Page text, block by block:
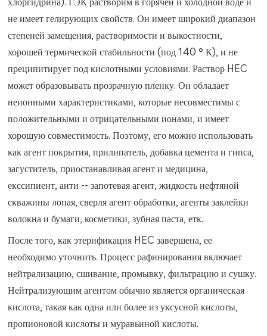
не имеет гелирующих свойств. Он имеет широкий диапазон
степеней замещения, растворимости и выкостности,
хорошей термической стабильности (под 140 ° К), и не
преципитирует под кислотными условиями. Раствор HEC
может образовывать прозрачную пленку. Он обладает
неионными характеристиками, которые несовместимы с
положительными и отрицательными ионами, и имеет
хорошую совместимость. Поэтому, его можно использовать
как агент покрытия, прилипатель, добавка цемента и гипса,
загуститель, приостанавливая агент и медицина,
екссипиент, анти -- запотевая агент, жидкость нефтяной
скважины лопая, сверля агент обработки, агенты заклейки
волокна и бумаги, косметики, зубная паста, етк.
После того, как этерификация HEC завершена, ее
необходимо уточнить. Процесс рафинирования включает
нейтрализацию, сшивание, промывку, фильтрацию и сушку.
Нейтрализующим агентом обычно является органическая
кислота, такая как одна или более из уксусной кислоты,
пропионовой кислоты и муравьиной кислоты.